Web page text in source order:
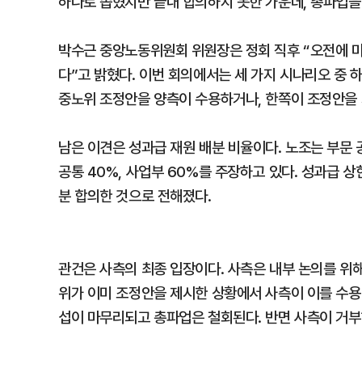
박수근 중앙노동위원회 위원장은 정회 직후 “오전에
다”고 밝혔다. 이번 회의에서는 세 가지 시나리오 중
중노위 조정안을 양측이 수용하거나, 한쪽이 조정안
남은 이견은 성과급 재원 배분 비율이다. 노조는 부
공통 40%, 사업부 60%를 주장하고 있다. 성과급 상
분 합의한 것으로 전해졌다.
관건은 사측의 최종 입장이다. 사측은 내부 논의를
위가 이미 조정안을 제시한 상황에서 사측이 이를 수
섭이 마무리되고 총파업은 철회된다. 반면 사측이 거